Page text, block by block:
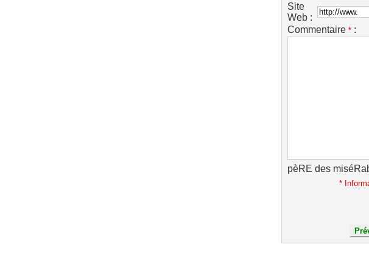
Site
Web :
Commentaire * :
pèRE des
*